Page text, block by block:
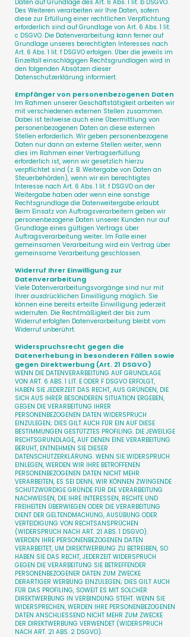
Daten auf Grundlage des Art. 6 Abs. 1 lit. b DSGVO.
Des Weiteren verarbeiten wir Ihre Daten, sofern
diese zur Erfüllung einer rechtlichen Verpflichtung
erforderlich sind auf Grundlage von Art. 6 Abs. 1 lit.
c DSGVO. Die Datenverarbeitung kann ferner auf
Grundlage unseres berechtigten Interesses nach
Art. 6 Abs. 1 lit. f DSGVO erfolgen. Über die jeweils im
Einzelfall einschlägigen Rechtsgrundlagen wird in
den folgenden Absätzen dieser
Datenschutzerklärung informiert.
Empfänger von personenbezogenen Daten
Im Rahmen unserer Geschäftstätigkeit arbeiten wir
mit verschiedenen externen Stellen zusammen.
Dabei ist teilweise auch eine Übermittlung von
personenbezogenen Daten an diese externen
Stellen erforderlich. Wir geben personenbezogene
Daten nur dann an externe Stellen weiter, wenn
dies im Rahmen einer Vertragserfüllung
erforderlich ist, wenn wir gesetzlich hierzu
verpflichtet sind (z. B. Weitergabe von Daten an
Steuerbehörden), wenn wir ein berechtigtes
Interesse nach Art. 6 Abs. 1 lit. f DSGVO an der
Weitergabe haben oder wenn eine sonstige
Rechtsgrundlage die Datenweitergabe erlaubt.
Beim Einsatz von Auftragsverarbeitern geben wir
personenbezogene Daten unserer Kunden nur auf
Grundlage eines gültigen Vertrags über
Auftragsverarbeitung weiter. Im Falle einer
gemeinsamen Verarbeitung wird ein Vertrag über
gemeinsame Verarbeitung geschlossen.
Widerruf Ihrer Einwilligung zur
Datenverarbeitung
Viele Datenverarbeitungsvorgänge sind nur mit
Ihrer ausdrücklichen Einwilligung möglich. Sie
können eine bereits erteilte Einwilligung jederzeit
widerrufen. Die Rechtmäßigkeit der bis zum
Widerruf erfolgten Datenverarbeitung bleibt vom
Widerruf unberührt.
Widerspruchsrecht gegen die
Datenerhebung in besonderen Fällen sowie
gegen Direktwerbung (Art. 21 DSGVO)
WENN DIE DATENVERARBEITUNG AUF GRUNDLAGE
VON ART. 6 ABS. 1 LIT. E ODER F DSGVO ERFOLGT,
HABEN SIE JEDERZEIT DAS RECHT, AUS GRÜNDEN, DIE
SICH AUS IHRER BESONDEREN SITUATION ERGEBEN,
GEGEN DIE VERARBEITUNG IHRER
PERSONENBEZOGENEN DATEN WIDERSPRUCH
EINZULEGEN; DIES GILT AUCH FÜR EIN AUF DIESE
BESTIMMUNGEN GESTÜTZTES PROFILING. DIE JEWEILIGE
RECHTSGRUNDLAGE, AUF DENEN EINE VERARBEITUNG
BERUHT, ENTNEHMEN SIE DIESER
DATENSCHUTZERKLÄRUNG. WENN SIE WIDERSPRUCH
EINLEGEN, WERDEN WIR IHRE BETROFFENEN
PERSONENBEZOGENEN DATEN NICHT MEHR
VERARBEITEN, ES SEI DENN, WIR KÖNNEN ZWINGENDE
SCHUTZWÜRDIGE GRÜNDE FÜR DIE VERARBEITUNG
NACHWEISEN, DIE IHRE INTERESSEN, RECHTE UND
FREIHEITEN ÜBERWIEGEN ODER DIE VERARBEITUNG
DIENT DER GELTENDMACHUNG, AUSÜBUNG ODER
VERTEIDIGUNG VON RECHTSANSPRÜCHEN
(WIDERSPRUCH NACH ART. 21 ABS. 1 DSGVO).
WERDEN IHRE PERSONENBEZOGENEN DATEN
VERARBEITET, UM DIREKTWERBUNG ZU BETREIBEN, SO
HABEN SIE DAS RECHT, JEDERZEIT WIDERSPRUCH
GEGEN DIE VERARBEITUNG SIE BETREFFENDER
PERSONENBEZOGENER DATEN ZUM ZWECKE
DERARTIGER WERBUNG EINZULEGEN; DIES GILT AUCH
FÜR DAS PROFILING, SOWEIT ES MIT SOLCHER
DIREKTWERBUNG IN VERBINDUNG STEHT. WENN SIE
WIDERSPRECHEN, WERDEN IHRE PERSONENBEZOGENEN
DATEN ANSCHLIESSEND NICHT MEHR ZUM ZWECKE
DER DIREKTWERBUNG VERWENDET (WIDERSPRUCH
NACH ART. 21 ABS. 2 DSGVO).